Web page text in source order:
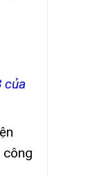
của
công